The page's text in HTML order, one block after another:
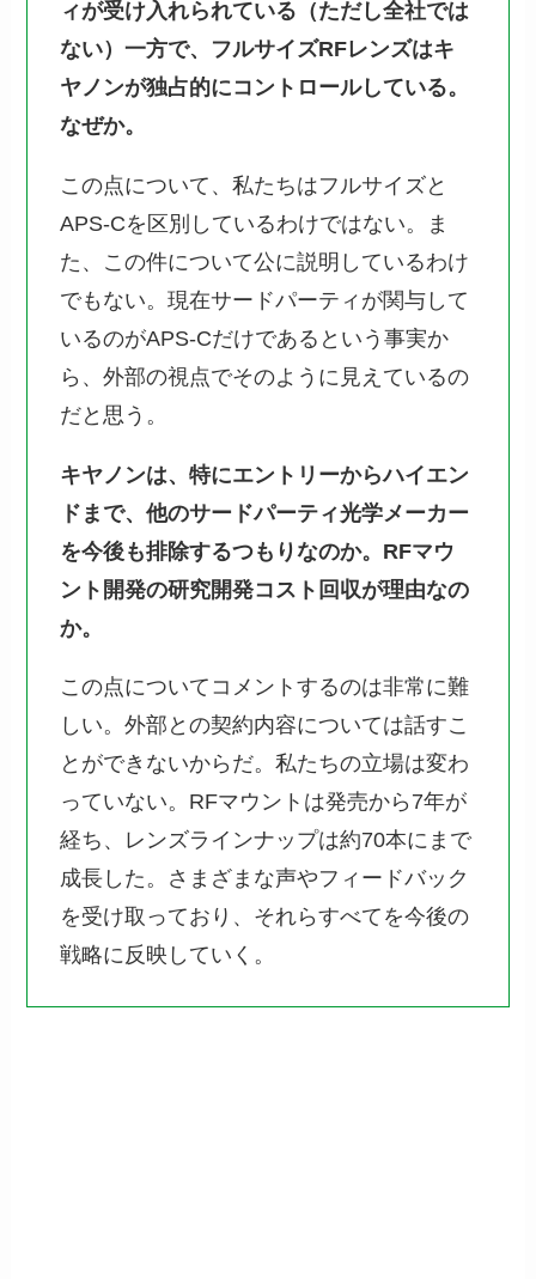
ィが受け入れられている（ただし全社では
ない）一方で、フルサイズRFレンズはキ
ヤノンが独占的にコントロールしている。
なぜか。
この点について、私たちはフルサイズと
APS-Cを区別しているわけではない。ま
た、この件について公に説明しているわけ
でもない。現在サードパーティが関与して
いるのがAPS-Cだけであるという事実か
ら、外部の視点でそのように見えているの
だと思う。
キヤノンは、特にエントリーからハイエン
ドまで、他のサードパーティ光学メーカー
を今後も排除するつもりなのか。RFマウ
ント開発の研究開発コスト回収が理由なの
か。
この点についてコメントするのは非常に難
しい。外部との契約内容については話すこ
とができないからだ。私たちの立場は変わ
っていない。RFマウントは発売から7年が
経ち、レンズラインナップは約70本にまで
成長した。さまざまな声やフィードバック
を受け取っており、それらすべてを今後の
戦略に反映していく。